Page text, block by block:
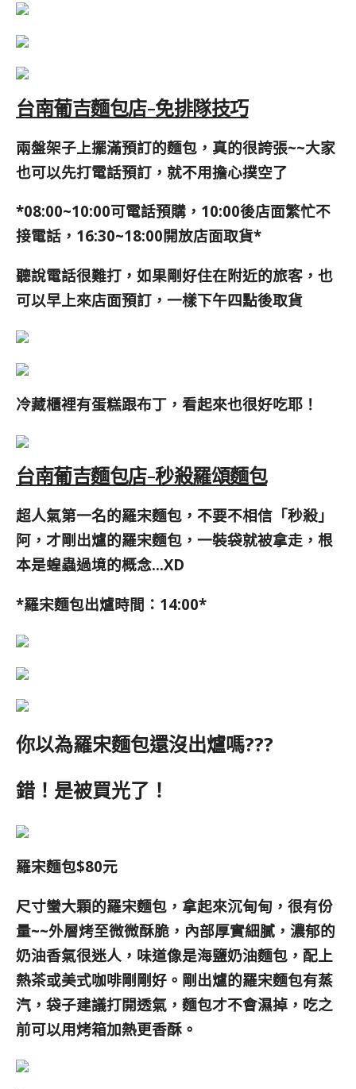
台南葡吉麵包店-免排隊技巧
兩盤架子上擺滿預訂的麵包，真的很誇張~~大家
也可以先打電話預訂，就不用擔心撲空了
*08:00~10:00可電話預購，10:00後店面繁忙不
接電話，16:30~18:00開放店面取貨*
聽說電話很難打，如果剛好住在附近的旅客，也
可以早上來店面預訂，一樣下午四點後取貨
冷藏櫃裡有蛋糕跟布丁，看起來也很好吃耶！
台南葡吉麵包店-秒殺羅頌麵包
超人氣第一名的羅宋麵包，不要不相信「秒殺」
阿，才剛出爐的羅宋麵包，一裝袋就被拿走，根
本是蝗蟲過境的概念…XD
*羅宋麵包出爐時間：14:00*
你以為羅宋麵包還沒出爐嗎???
錯！是被買光了！
羅宋麵包$80元
尺寸蠻大顆的羅宋麵包，拿起來沉甸甸，很有份
量~~外層烤至微微酥脆，內部厚實細膩，濃郁的
奶油香氣很迷人，味道像是海鹽奶油麵包，配上
熱茶或美式咖啡剛剛好。剛出爐的羅宋麵包有蒸
汽，袋子建議打開透氣，麵包才不會濕掉，吃之
前可以用烤箱加熱更香酥。